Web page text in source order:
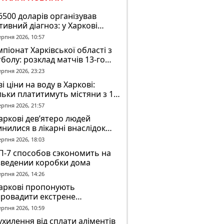
доларів організував
діагноз: у Харкові
про підозру
психлікарні
2026, 10:57
Харківської області з
розклад матчів 13-го
на 8 серпня
2026, 23:23
ціни на воду в Харкові:
платитимуть містяни з 1
2026, 21:57
дев’ятеро людей
в лікарні внаслідок
з автобусом
2026, 18:03
7 способов сэкономить на
коробки дома
2026, 14:26
пропонують
екстрене
в трамваях і
2026, 10:59
від сплати аліментів